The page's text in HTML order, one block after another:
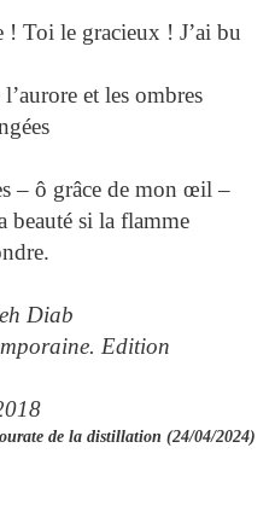
Toi le gracieux ! J’ai bu
et les ombres
– ô grâce de mon œil –
beauté si la flamme
Diab
Edition
de la distillation (24/04/2024)